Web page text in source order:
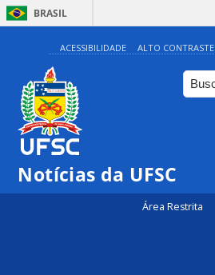
BRASIL
ACESSIBILIDADE ALTO CONTRASTE
Notícias da UFSC
Área Restrita